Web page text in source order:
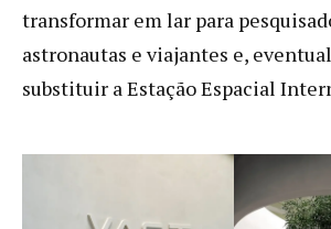
transformar em lar para
astronautas e viajantes e,
substituir a Estação Espacial